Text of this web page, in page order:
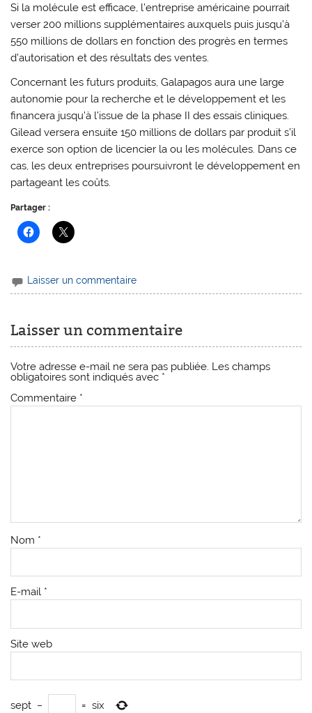
Si la molécule est efficace, l’entreprise américaine pourrait
verser 200 millions supplémentaires auxquels puis jusqu’à
550 millions de dollars en fonction des progrès en termes
d’autorisation et des résultats des ventes.
Concernant les futurs produits, Galapagos aura une large
autonomie pour la recherche et le développement et les
financera jusqu’à l’issue de la phase II des essais cliniques.
Gilead versera ensuite 150 millions de dollars par produit s’il
exerce son option de licencier la ou les molécules. Dans ce
cas, les deux entreprises poursuivront le développement en
partageant les coûts.
Partager :
Laisser un commentaire
Laisser un commentaire
Votre adresse e-mail ne sera pas publiée. Les champs
obligatoires sont indiqués avec *
Commentaire *
Nom *
E-mail *
Site web
sept − = six